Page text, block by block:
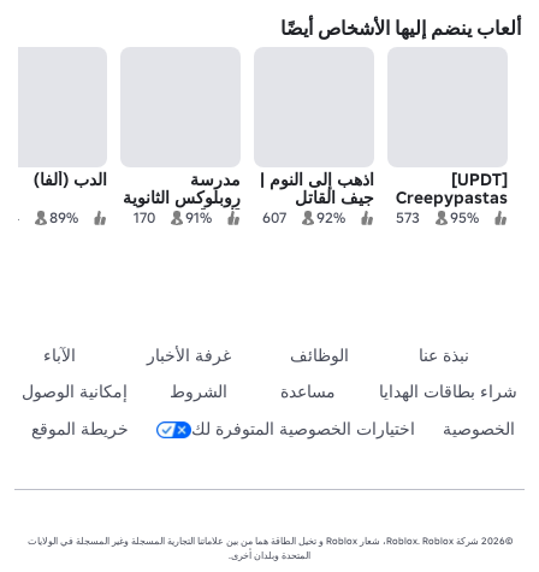
ألعاب ينضم إليها الأشخاص أيضًا
[UPDT]
Creepypastas
Cards
95%
573
اذهب إلى النوم |
جيف القاتل
92%
607
مدرسة
روبلوكس الثانوية
[إرث]91%
170
الدب (ألفا)
89%
نبذة عنا الوظائف غرفة الأخبار
الآباء
شراء بطاقات الهدايا
مساعدة الشروط
إمكانية الوصول
الخصوصية
اختيارات الخصوصية المتوفرة لك خريطة الموقع
©2026 شركة Roblox. Roblox، شعار Roblox و تخيل الطاقة هما من بين علاماتنا التجارية المسجلة وغير المسجلة في الولايات
المتحدة وبلدان أخرى.